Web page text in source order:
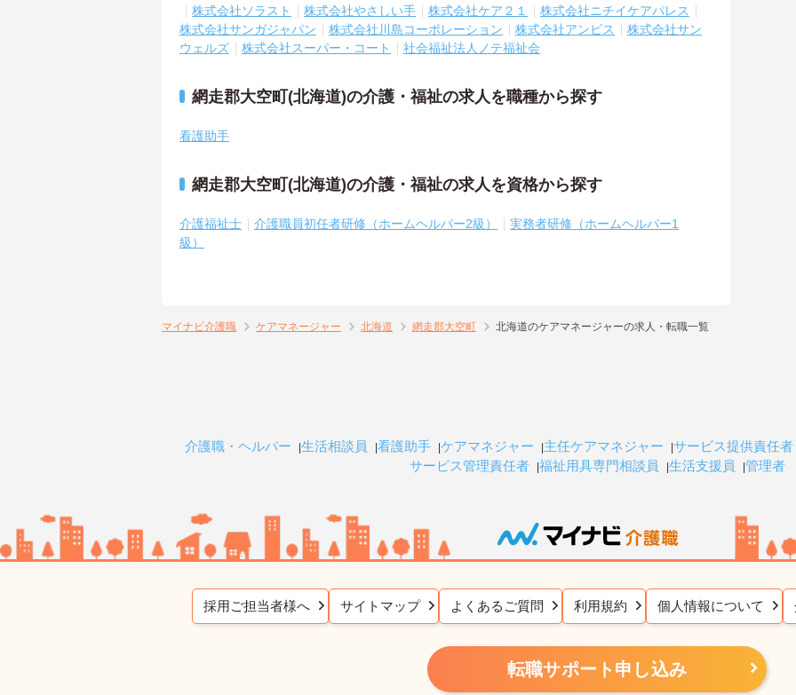
株式会社ソラスト
株式会社やさしい手 株式会社ケア２１
株式会社ニチイケアパレス
株式会社サンガジャパン
株式会社川島コーポレーション 株式会社アンビス
株式会社サン
ウェルズ
株式会社スーパー・コート 社会福祉法人ノテ福祉会
網走郡大空町(北海道)の介護・福祉の求人を職種から探す
看護助手
網走郡大空町(北海道)の介護・福祉の求人を資格から探す
介護福祉士 介護職員初任者研修（ホームヘルパー2級）
実務者研修（ホームヘルパー1
級）
マイナビ介護職 ケアマネージャー 北海道 網走郡大空町 北海道のケアマネージャーの求人・転職一覧
介護職・ヘルパー 生活相談員 看護助手 ケアマネジャー 主任ケアマネジャー
サービス提供責任者
サービス管理責任者
福祉用具専門相談員 生活支援員 管理者
採用ご担当者様へ サイトマップ よくあるご質問 利用規約 個人情報について
転職サポート申し込み